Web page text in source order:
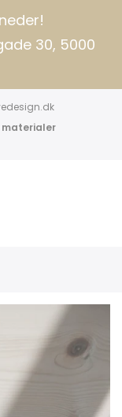
30, 5000
materialer